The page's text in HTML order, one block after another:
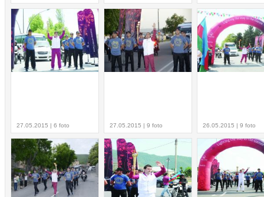
27.05.2015 | 6 foto 27.05.2015 | 9 foto 26.05.2015 | 9 foto